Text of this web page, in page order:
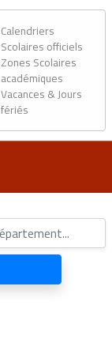
Calendriers
Scolaires officiels
Zones Scolaires
académiques
Vacances & Jours
fériés